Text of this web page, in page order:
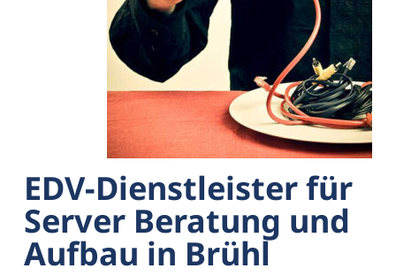
EDV-Dienstleister für
Server Beratung und
Aufbau in Brühl